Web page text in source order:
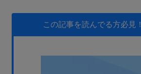
資料ダウンロード
無料デモを見る
この記事を読んでる方必見！